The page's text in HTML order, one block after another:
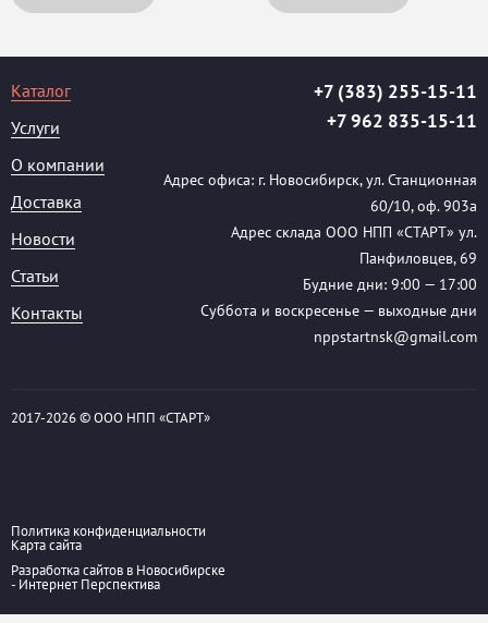
Каталог
Услуги
О компании
Доставка
Новости
Статьи
Контакты
+7 (383) 255-15-11
+7 962 835-15-11
Адрес офиса: г. Новосибирск, ул. Станционная
60/10, оф. 903а
Адрес склада ООО НПП «СТАРТ» ул.
Панфиловцев, 69
Будние дни: 9:00 — 17:00
Суббота и воскресенье — выходные дни
nppstartnsk@gmail.com
2017-2026 © ООО НПП «СТАРТ»
Политика конфиденциальности
Карта сайта
Разработка сайтов в Новосибирске
- Интернет Перспектива